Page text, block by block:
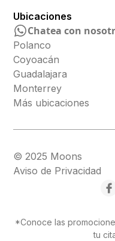
Ubicaciones
Chatea con
Polanco
Coyoacán
Guadalajara
Monterrey
Más ubicaciones
© 2025 Moons
Aviso de Privacidad
*Conoce las
tu